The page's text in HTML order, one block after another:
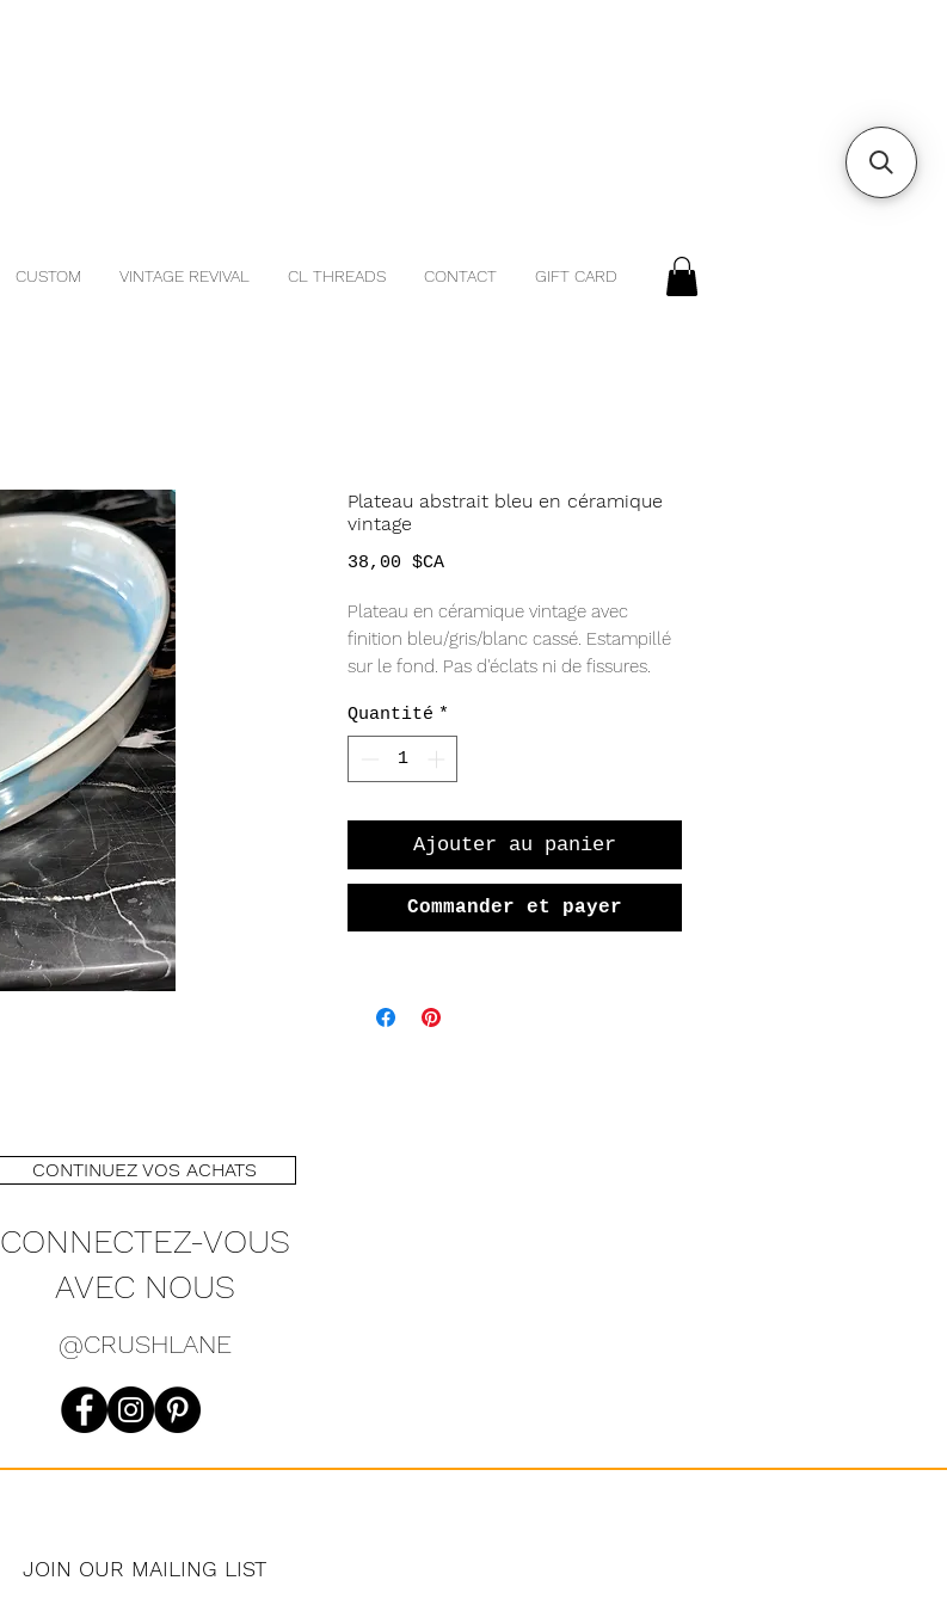
CUSTOM VINTAGE REVIVAL CL THREADS CONTACT GIFT CARD
Plateau abstrait bleu en céramique
vintage
38,00 $CAPrix
Plateau en céramique vintage avec
finition bleu/gris/blanc cassé. Estampillé
sur le fond. Pas d'éclats ni de fissures.
Quantité *
Ajouter au panier
Commander et payer
CONTINUEZ VOS ACHATS
CONNECTEZ-VOUS
AVEC NOUS
@CRUSHLANE
JOIN OUR MAILING LIST